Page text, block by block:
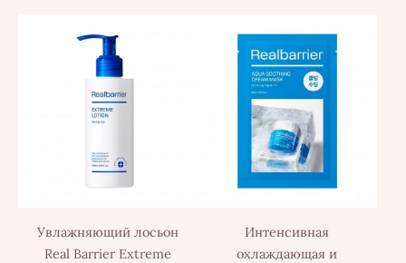
Увлажняющий лосьон
Real Barrier Extreme
Интенсивная
охлаждающая и